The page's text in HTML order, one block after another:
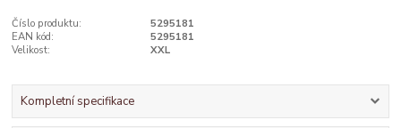
Číslo produktu:
5295181
EAN kód:
5295181
Velikost:
XXL
Kompletní specifikace